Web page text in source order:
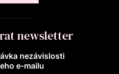
newsletter
nezávislosti
e‑mailu